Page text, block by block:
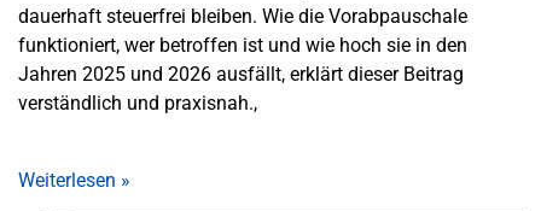
dauerhaft steuerfrei bleiben. Wie die Vorabpauschale
funktioniert, wer betroffen ist und wie hoch sie in den
Jahren 2025 und 2026 ausfällt, erklärt dieser Beitrag
verständlich und praxisnah.,
Weiterlesen »